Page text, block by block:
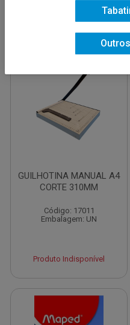
GUILHOTINA MANUAL A4
CORTE 310MM
Código: 17011
Embalagem: UN
Produto Indisponível